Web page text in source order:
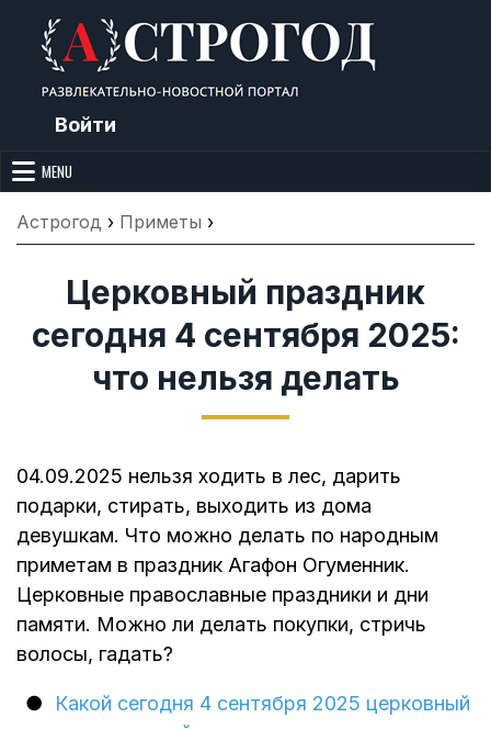
content
Войти
Астрогод: Праздники сегодня,
Лунный календарь, Приметы,
Что нельзя делать, Гороскопы и
Сонник
приметы, точный гороскоп и толкование снов. Читайте, что можно и
MENU
Астрогод › Приметы ›
Церковный праздник
сегодня 4 сентября 2025:
что нельзя делать
04.09.2025 нельзя ходить в лес, дарить
подарки, стирать, выходить из дома
девушкам. Что можно делать по народным
приметам в праздник Агафон Огуменник.
Церковные православные праздники и дни
памяти. Можно ли делать покупки, стричь
волосы, гадать?
Какой сегодня 4 сентября 2025 церковный